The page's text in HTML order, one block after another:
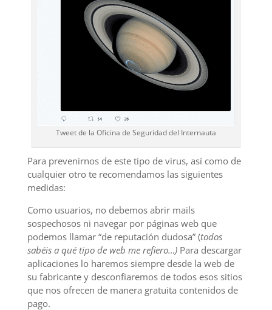
Tweet de la Oficina de Seguridad del Internauta
Para prevenirnos de este tipo de virus, así como de
cualquier otro te recomendamos las siguientes
medidas:
Como usuarios, no debemos abrir mails
sospechosos ni navegar por páginas web que
podemos llamar “de reputación dudosa” (todos
sabéis a qué tipo de web me refiero…) Para descargar
aplicaciones lo haremos siempre desde la web de
su fabricante y desconfiaremos de todos esos sitios
que nos ofrecen de manera gratuita contenidos de
pago.